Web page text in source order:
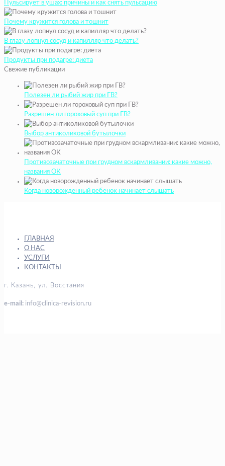
Пульсирует в ушах: причины и как снять пульсацию
Почему кружится голова и тошнит
В глазу лопнул сосуд и капилляр что делать?
Продукты при подагре: диета
Свежие публикации
Полезен ли рыбий жир при ГВ?
Разрешен ли гороховый суп при ГВ?
Выбор антиколиковой бутылочки
Противозачаточные при грудном вскармливании: какие можно,
названия ОК
Когда новорожденный ребенок начинает слышать
ГЛАВНАЯ
О НАС
УСЛУГИ
КОНТАКТЫ
г. Казань, ул. Восстания
e-mail: info@clinica-revision.ru